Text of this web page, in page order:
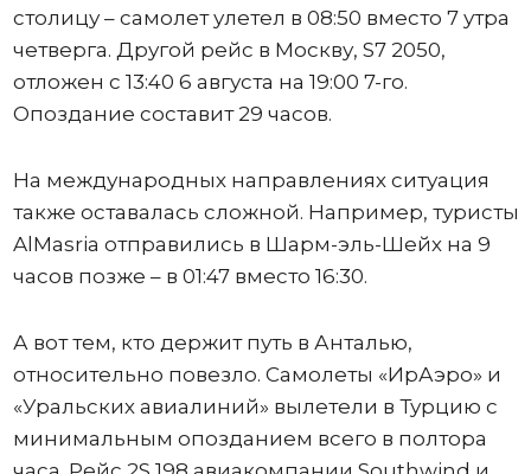
столицу – самолет улетел в 08:50 вместо 7 утра
четверга. Другой рейс в Москву, S7 2050,
отложен с 13:40 6 августа на 19:00 7-го.
Опоздание составит 29 часов.
На международных направлениях ситуация
также оставалась сложной. Например, туристы
AlMasria отправились в Шарм-эль-Шейх на 9
часов позже – в 01:47 вместо 16:30.
А вот тем, кто держит путь в Анталью,
относительно повезло. Самолеты «ИрАэро» и
«Уральских авиалиний» вылетели в Турцию с
минимальным опозданием всего в полтора